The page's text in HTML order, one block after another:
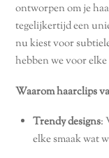
ontworpen om je
tegelijkertijd een
nu kiest voor
hebben we voor
Waarom haarclips
Trendy designs:
elke smaak wat